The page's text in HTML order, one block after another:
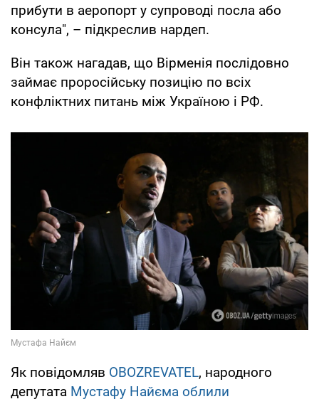
прибути в аеропорт у супроводі посла або
консула", – підкреслив нардеп.
Він також нагадав, що Вірменія послідовно
займає проросійську позицію по всіх
конфліктних питань між Україною і РФ.
Як повідомляв OBOZREVATEL, народного
депутата Мустафу Найєма облили